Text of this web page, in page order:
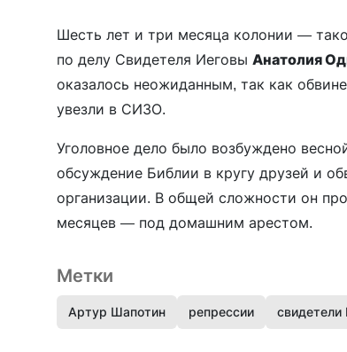
Шесть лет и три месяца колонии —
по делу Свидетеля Иеговы Анатолия
оказалось неожиданным, так как
увезли в СИЗО.
Уголовное дело было возбуждено
обсуждение Библии в кругу друзей и
организации. В общей сложности он
месяцев — под домашним арестом.
Метки
Артур Шапотин репрессии свидетели